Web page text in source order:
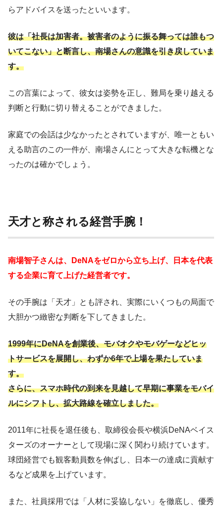
らアドバイスを送ったといいます。
彼は「社長は加害者。被害者のように振る舞っては誰もつ
いてこない」と断言し、南場さんの意識を引き戻していま
す。
この言葉によって、彼女は姿勢を正し、難局を乗り越える
判断と行動に切り替えることができました。
家庭での会話は少なかったとされていますが、唯一ともい
える助言のこの一件が、南場さんにとって大きな転機とな
ったのは確かでしょう。
天才と称される経営手腕！
南場智子さんは、DeNAをゼロから立ち上げ、日本を代表
する企業に育て上げた経営者です。
その手腕は「天才」とも評され、実際にいくつもの局面で
大胆かつ緻密な判断を下してきました。
1999年にDeNAを創業後、モバオクやモバゲーなどヒッ
トサービスを展開し、わずか6年で上場を果たしていま
す。
さらに、スマホ時代の到来を見越して早期に事業をモバイ
ルにシフトし、拡大路線を確立しました。
2011年に社長を退任後も、取締役会長や横浜DeNAベイス
ターズのオーナーとして現場に深く関わり続けています。
球団経営でも観客動員数を伸ばし、日本一の達成に貢献す
るなど成果を上げています。
また、社員採用では「人材に妥協しない」を徹底し、優秀